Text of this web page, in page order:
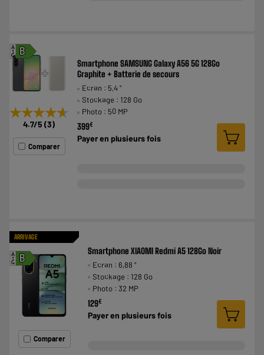
B
A
G
★★★★★
★★★★★
4.7/5 (3)
Comparer
Smartphone SAMSUNG Galaxy A56 5G 128Go
Graphite + Batterie de secours
Ecran : 5,4 "
Stockage : 128 Go
Photo : 50 MP
399€
Payer en plusieurs fois
ARRIVAGE
B
A
G
Comparer
Smartphone XIAOMI Redmi A5 128Go Noir
Ecran : 6,88 "
Stockage : 128 Go
Photo : 32 MP
129€
Payer en plusieurs fois